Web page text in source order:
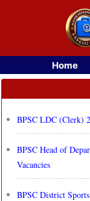
Home
BPSC LDC (Clerk)
BPSC Head of
Vacancies
BPSC District